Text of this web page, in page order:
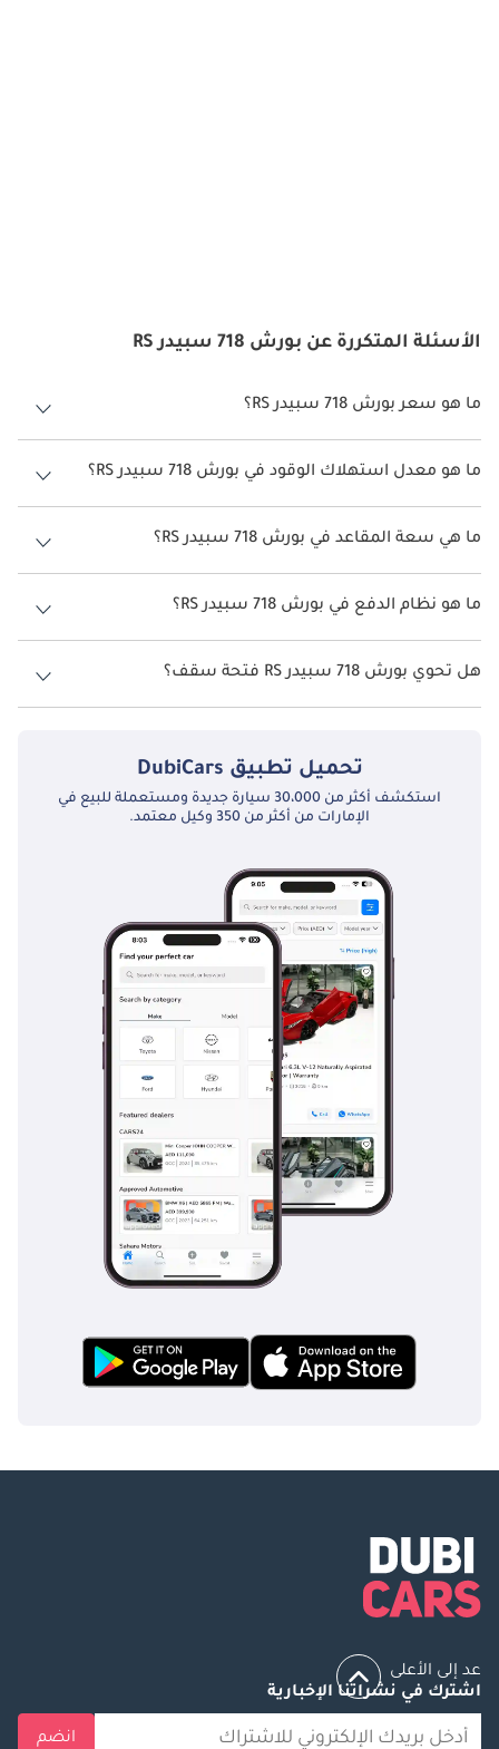
الأسئلة المتكررة عن بورش 718 سبيدر RS
ما هو سعر بورش 718 سبيدر RS؟
سعر بورش 718 سبيدر RS هو درهم 593,300.
ما هو معدل استهلاك الوقود في بورش 718 سبيدر RS؟
يبلغ معدل استهلاك الوقود المقترح من الشركة المصنعة لسيارة بورش 718
سبيدر 2026 من 7كم/ليتر.
ما هي سعة المقاعد في بورش 718 سبيدر RS؟
تتسع بورش 718 سبيدر RS لأ 2 أشخاص.
ما هو نظام الدفع في بورش 718 سبيدر RS؟
نظام الدفع في بورش 718 سبيدر All Wheel Drive RS.
هل تحوي بورش 718 سبيدر RS فتحة سقف؟
نعم توفر بورش 718 سبيدر RS فتحة السقف كخيار.
تحميل تطبيق DubiCars
استكشف أكثر من 30،000 سيارة جديدة ومستعملة للبيع في
الإمارات من أكثر من 350 وكيل معتمد.
عد إلى الأعلى
اشترك في نشراتنا الإخبارية
انضم